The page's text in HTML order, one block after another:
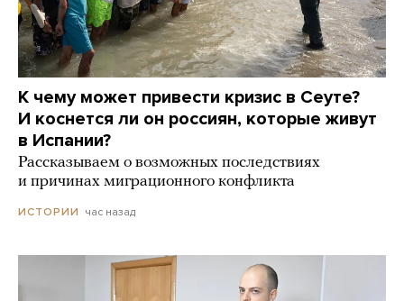
К чему может привести кризис в Сеуте?
И коснется ли он россиян, которые живут
в Испании?
Рассказываем о возможных последствиях
и причинах миграционного конфликта
ИСТОРИИ час назад